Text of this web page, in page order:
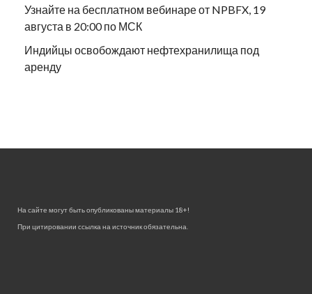
Узнайте на бесплатном вебинаре от NPBFX, 19
августа в 20:00 по МСК
Индийцы освобождают нефтехранилища под
аренду
На сайте могут быть опубликованы материалы 18+!
При цитировании ссылка на источник обязательна.